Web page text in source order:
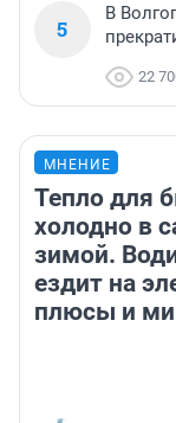
5
В
22
МНЕНИЕ
Тепло для
холодно в
зимой.
ездит на
плюсы и